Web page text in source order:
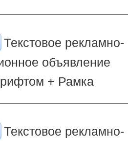
Текстовое рекламно-
объявление
+ Рамка
Текстовое рекламно-